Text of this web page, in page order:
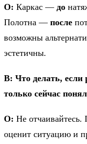
О: Каркас — до
Полотна — после
возможны
эстетичны.
В: Что делать, если
только сейчас
О: Не
оценит ситуацию и